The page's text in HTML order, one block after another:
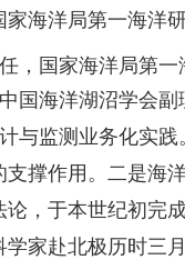
海洋局第一海洋
，国家海洋局第一
海洋湖沼学会
与监测业务化实
撑作用。二是海
，于本世纪初完
家赴北极历时